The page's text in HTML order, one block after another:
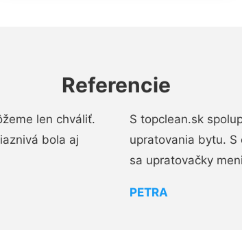
Referencie
len chváliť.
bola aj
S topclean.sk
upratovania bytu. S
sa upratovačky
PETRA